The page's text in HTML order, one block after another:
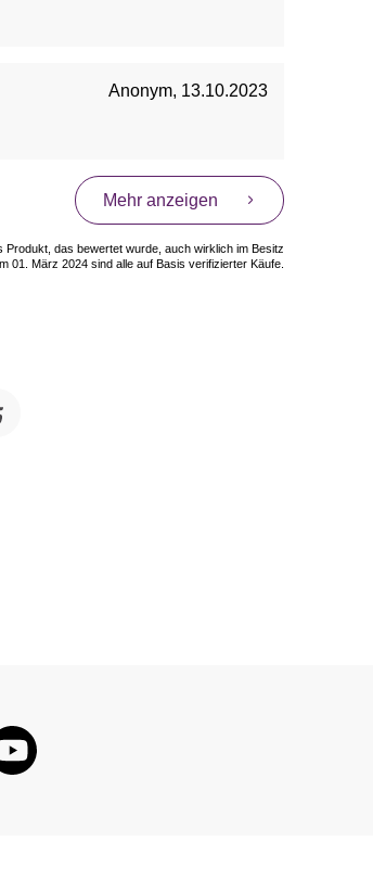
Anonym, 13.10.2023
Mehr anzeigen
das bewertet wurde, auch wirklich im Besitz
01. März 2024 sind alle auf Basis verifizierter Käufe.